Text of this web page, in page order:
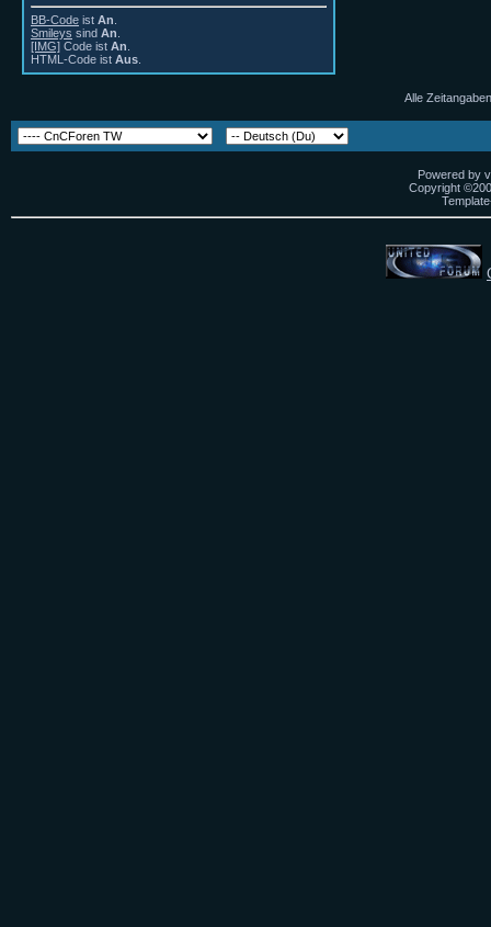
BB-Code ist An
Smileys sind An
[IMG] Code ist An
HTML-Code ist Aus
Alle
Powered by
Copyright